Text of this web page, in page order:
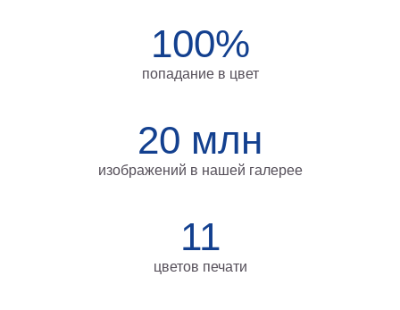
100%
попадание в цвет
20 млн
изображений в нашей галерее
11
цветов печати